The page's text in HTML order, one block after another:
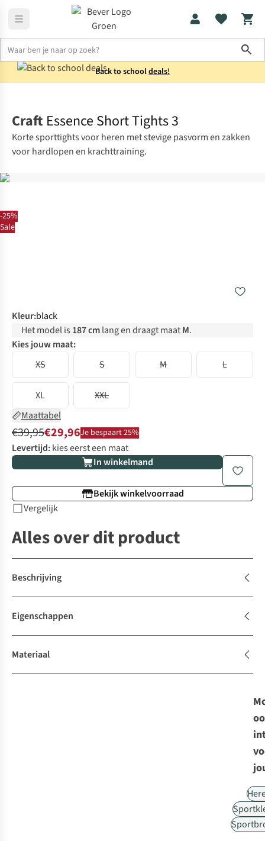
Back to schooldeals!
-25%
Sale
Craft Essence Short Tights 3
Korte sporttights voor heren met stevige pasvorm en zakken
voor hardlopen en krachttraining.
Kleur:black
Het model is 187 cmlang en draagt maatM.
Kies jouw maat:
XS
S M L
XL
XXL
Maattabel
€39,95€29,96Je bespaart 25%
Levertijd:kies eerst een maat
In winkelmand
Bekijk winkelvoorraad
Vergelijk
Alles over dit product
Beschrijving
Eigenschappen
Materiaal